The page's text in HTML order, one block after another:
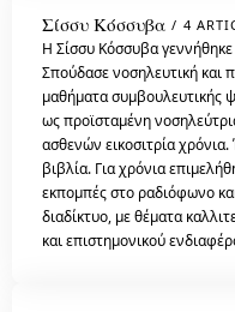
Σίσσυ Κόσσυβα 4
Η Σίσσυ Κόσσυβα γεννήθηκε
Σπούδασε νοσηλευτική και
μαθήματα συμβουλευτικής
ως προϊσταμένη
ασθενών εικοσιτρία χρόνια.
βιβλία. Για χρόνια
εκπομπές στο ραδιόφωνο
διαδίκτυο, με θέματα
και επιστημονικού